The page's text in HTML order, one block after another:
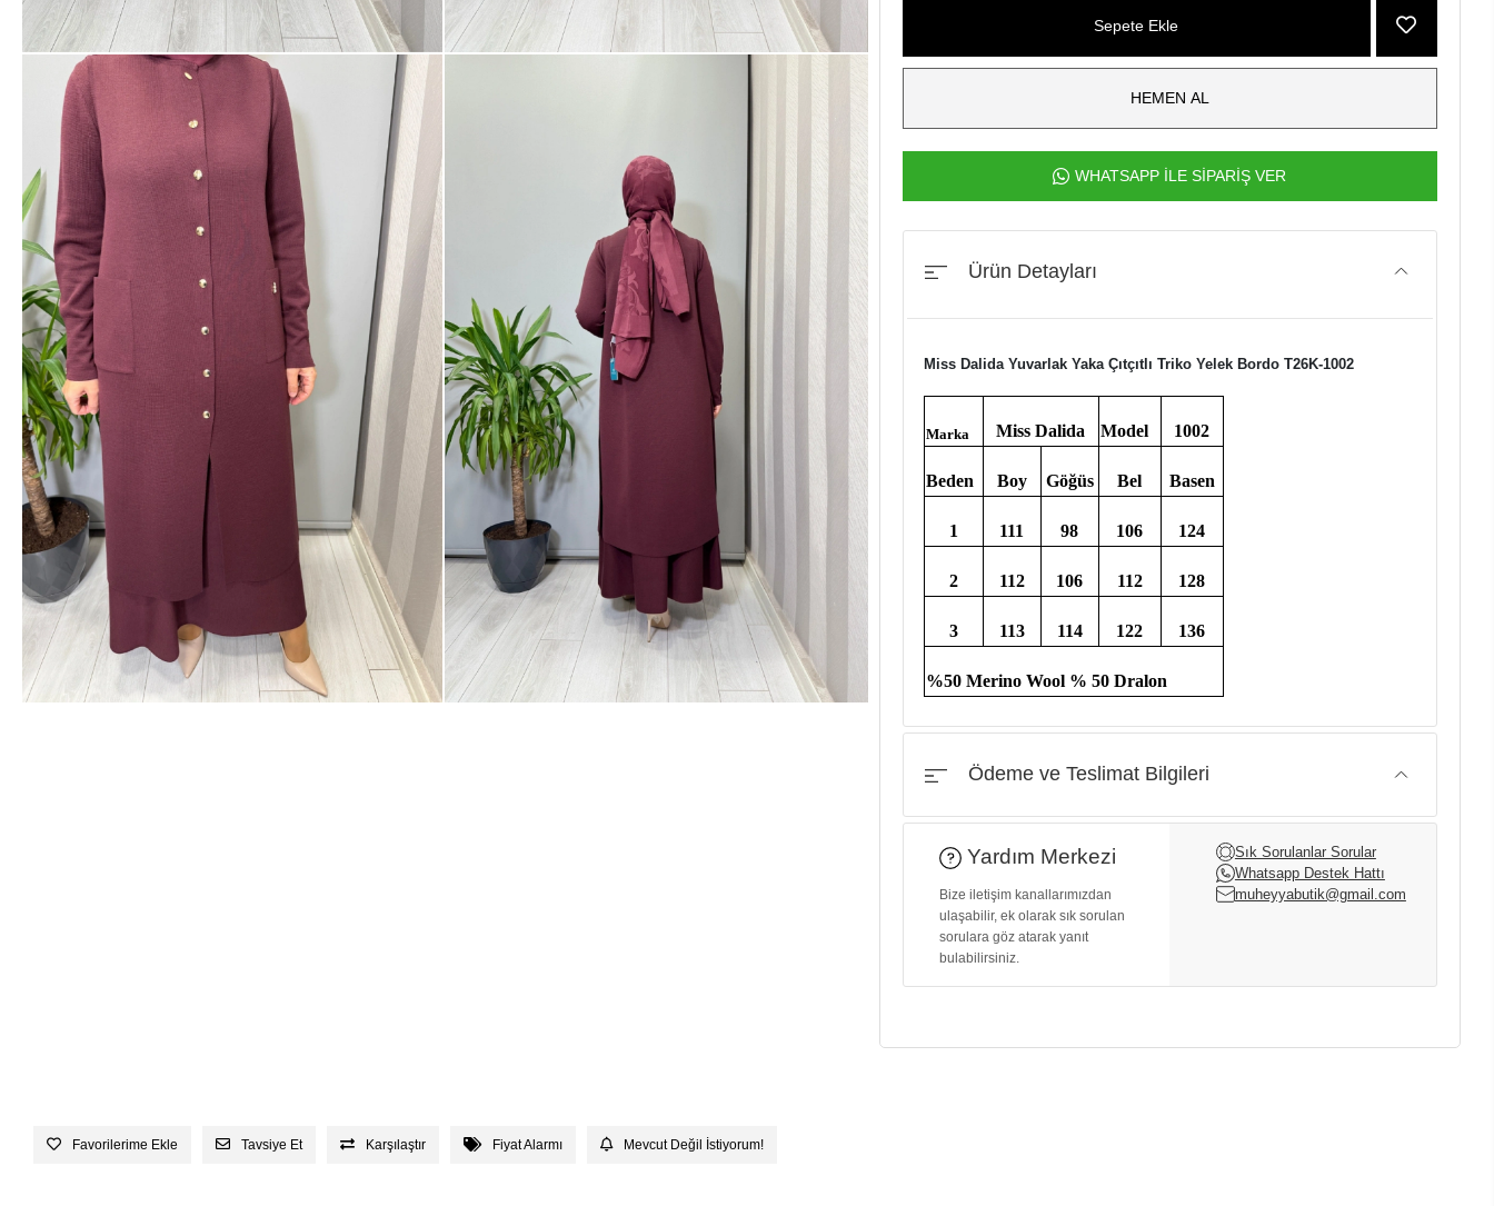
Sepete Ekle
HEMEN AL
WHATSAPP İLE SİPARİŞ VER
Ürün Detayları
Miss Dalida Yuvarlak Yaka Çıtçıtlı Triko Yelek Bordo T26K-1002
Marka Miss Dalida Model 1002
Beden Boy Göğüs Bel Basen
1 111 98 106 124
2 112 106 112 128
3 113 114 122 136
%50 Merino Wool % 50 Dralon
Ödeme ve Teslimat Bilgileri
Yardım Merkezi
Bize iletişim kanallarımızdan
ulaşabilir, ek olarak sık sorulan
sorulara göz atarak yanıt
bulabilirsiniz.
Sık Sorulanlar Sorular
Whatsapp Destek Hattı
muheyyabutik@gmail.com
Favorilerime Ekle Tavsiye Et Karşılaştır Fiyat Alarmı Mevcut Değil İstiyorum!